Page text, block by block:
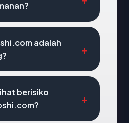
adalah
berisiko